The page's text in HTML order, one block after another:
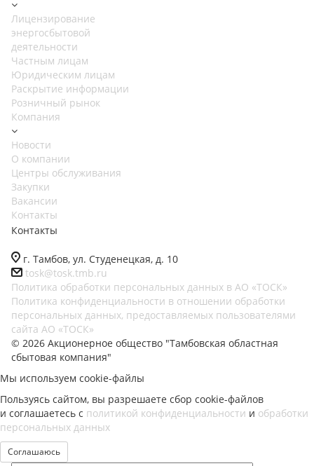
Лицензирование
энергосбытовой
деятельности
Частным лицам
Юридическим лицам
Раскрытие информации
Розничный рынок
Компания
Новости
О компании
Центры обслуживания
Закупки
Вакансии
Контакты
Контакты
г. Тамбов, ул. Студенецкая, д. 10
tosk@tosk.tmb.ru
Политика обработки персональных данных в АО «ТОСК»
Политика конфиденциальности в отношении обработки
персональных данных, предоставляемых пользователями
сайта АО «ТОСК»
© 2026 Акционерное общество "Тамбовская областная
сбытовая компания"
Мы используем cookie-файлы
Пользуясь сайтом, вы разрешаете сбор cookie-файлов
и соглашаетесь с политикой конфиденциальности и обработки
персональных данных
Соглашаюсь